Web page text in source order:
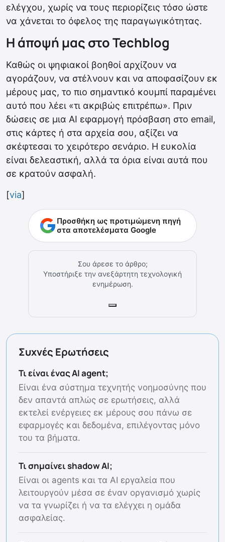
ελέγχου, χωρίς να τους περιορίζεις τόσο ώστε
να χάνεται το όφελος της παραγωγικότητας.
Η άποψή μας στο Techblog
Καθώς οι ψηφιακοί βοηθοί αρχίζουν να
αγοράζουν, να στέλνουν και να αποφασίζουν εκ
μέρους μας, το πιο σημαντικό κουμπί παραμένει
αυτό που λέει «τι ακριβώς επιτρέπω». Πριν
δώσεις σε μια AI εφαρμογή πρόσβαση στο email,
στις κάρτες ή στα αρχεία σου, αξίζει να
σκέφτεσαι το χειρότερο σενάριο. Η ευκολία
είναι δελεαστική, αλλά τα όρια είναι αυτά που
σε κρατούν ασφαλή.
[via]
Προσθήκη ως προτιμώμενη πηγή
στα αποτελέσματα Google
Σου άρεσε το άρθρο;
Υποστήριξε την ανεξάρτητη τεχνολογική
ενημέρωση.
Συχνές Ερωτήσεις
Τι είναι ένας AI agent;
Είναι ένα σύστημα τεχνητής νοημοσύνης που
δεν απαντά απλώς σε ερωτήσεις, αλλά
εκτελεί ενέργειες εκ μέρους σου πάνω σε
εφαρμογές και δεδομένα, επιλέγοντας μόνο
του τα βήματα.
Τι σημαίνει shadow AI;
Είναι οι agents και τα AI εργαλεία που
λειτουργούν μέσα σε έναν οργανισμό χωρίς
να τα γνωρίζει ή να τα ελέγχει η ομάδα
ασφαλείας.